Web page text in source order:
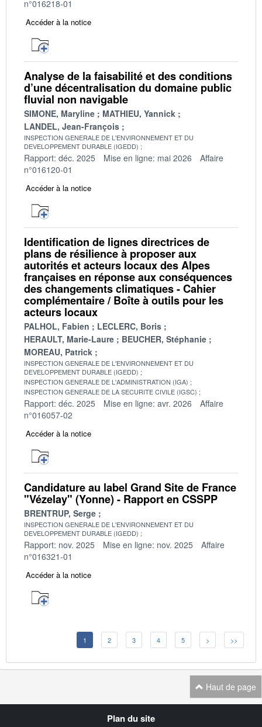
n°016218-01
Accéder à la notice
Analyse de la faisabilité et des conditions
d’une décentralisation du domaine public
fluvial non navigable
SIMONE, Maryline
MATHIEU, Yannick
LANDEL, Jean-François
INSPECTION GENERALE DE L'ENVIRONNEMENT ET DU
DEVELOPPEMENT DURABLE (IGEDD)
Rapport: déc. 2025 Mise en ligne: mai 2026
Affaire
n°016120-01
Accéder à la notice
Identification de lignes directrices de
plans de résilience à proposer aux
autorités et acteurs locaux des Alpes
françaises en réponse aux conséquences
des changements climatiques - Cahier
complémentaire / Boîte à outils pour les
acteurs locaux
PALHOL, Fabien
LECLERC, Boris
HERAULT, Marie-Laure
BEUCHER, Stéphanie
MOREAU, Patrick
INSPECTION GENERALE DE L'ENVIRONNEMENT ET DU
DEVELOPPEMENT DURABLE (IGEDD)
INSPECTION GENERALE DE L'ADMINISTRATION (IGA)
INSPECTION GENERALE DE LA SECURITE CIVILE (IGSC)
Rapport: déc. 2025 Mise en ligne: avr. 2026
Affaire
n°016057-02
Accéder à la notice
Candidature au label Grand Site de France
"Vézelay" (Yonne) - Rapport en CSSPP
BRENTRUP, Serge
INSPECTION GENERALE DE L'ENVIRONNEMENT ET DU
DEVELOPPEMENT DURABLE (IGEDD)
Rapport: nov. 2025 Mise en ligne: nov. 2025
Affaire
n°016321-01
Accéder à la notice
1 2 3 4 5 > >>
Haut de page
Plan du site